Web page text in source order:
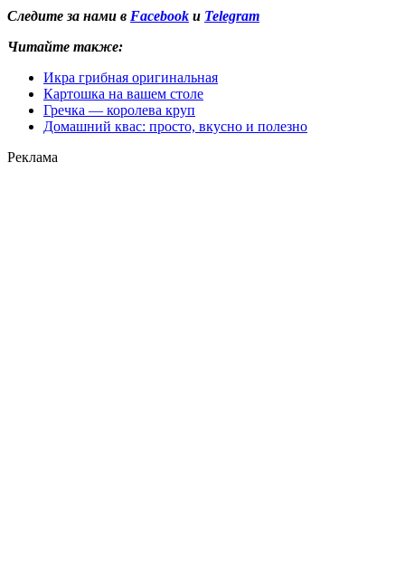
Следите за нами в Facebook и Telegram
Читайте также:
Икра грибная оригинальная
Картошка на вашем столе
Гречка — королева круп
Домашний квас: просто, вкусно и полезно
Реклама